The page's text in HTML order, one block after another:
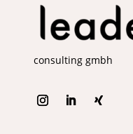
consulting gmbh